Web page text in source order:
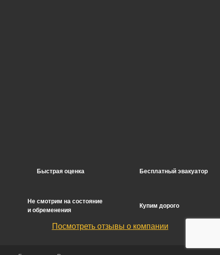
Быстрая оценка Бесплатный эвакуатор
Не смотрим на состояние
и обременения
Купим дорого
Посмотреть отзывы о компании